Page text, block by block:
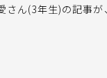
さん(3年生)の記事が